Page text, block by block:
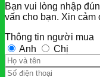
Bạn vui lòng nhập
vấn cho bạn. Xin cảm
Thông tin người mua
Anh
Chị